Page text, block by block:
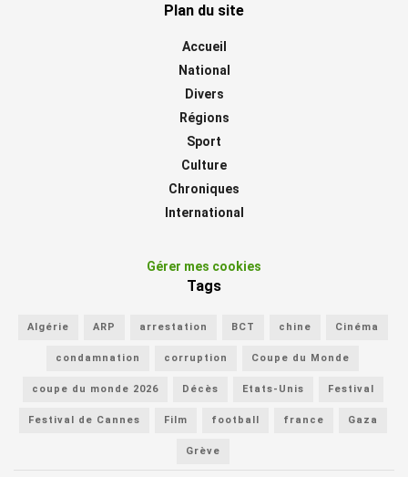
Plan du site
Accueil
National
Divers
Régions
Sport
Culture
Chroniques
International
Gérer mes cookies
Tags
Algérie ARP arrestation BCT chine Cinéma
condamnation corruption Coupe du Monde
coupe du monde 2026 Décès Etats-Unis Festival
Festival de Cannes Film football france Gaza
Grève